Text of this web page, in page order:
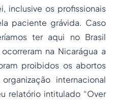
inclusive os profissionais
paciente grávida. Caso
ter aqui no Brasil
na Nicarágua a
proibidos os abortos
internacional
relatório intitulado “Over